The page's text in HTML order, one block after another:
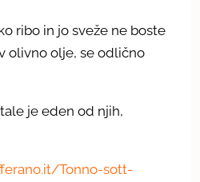
ribo in jo sveže ne boste
olivno olje, se odlično
je eden od njih,
Tonno-sott-